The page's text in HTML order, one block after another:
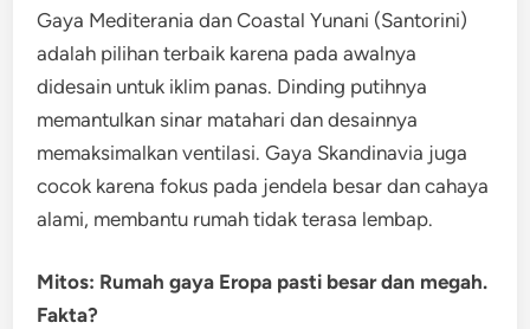
Gaya Mediterania dan Coastal Yunani (Santorini)
adalah pilihan terbaik karena pada awalnya
didesain untuk iklim panas. Dinding putihnya
memantulkan sinar matahari dan desainnya
memaksimalkan ventilasi. Gaya Skandinavia juga
cocok karena fokus pada jendela besar dan cahaya
alami, membantu rumah tidak terasa lembap.
Mitos: Rumah gaya Eropa pasti besar dan megah.
Fakta?